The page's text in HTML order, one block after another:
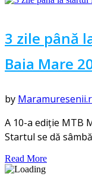
3 zile până
Baia Mare
by
A 10-a ediție MTB
Startul se dă
Read More